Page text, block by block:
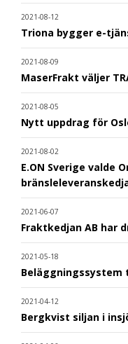
2021-08-12
Triona bygger e-
2021-08-09
MaserFrakt väljer
2021-08-05
Nytt uppdrag för
2021-08-02
E.ON Sverige valde
2021-06-07
Fraktkedjan AB har
2021-05-18
Beläggningssystem
2021-04-12
Bergkvist siljan i